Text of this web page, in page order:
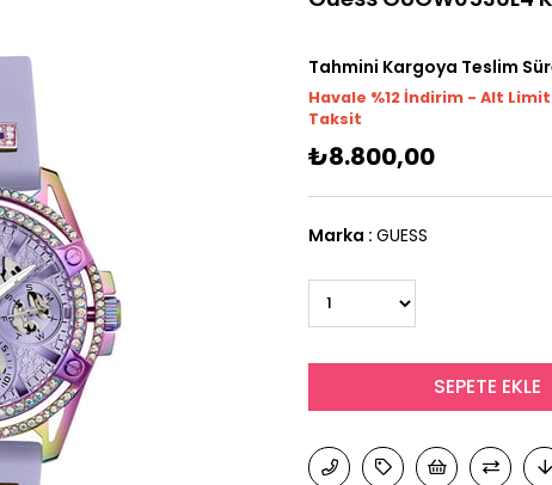
Tahmini Kargoya Teslim
Havale %12 İndirim - Alt Limit
Taksit
₺8.800,00
Marka : GUESS